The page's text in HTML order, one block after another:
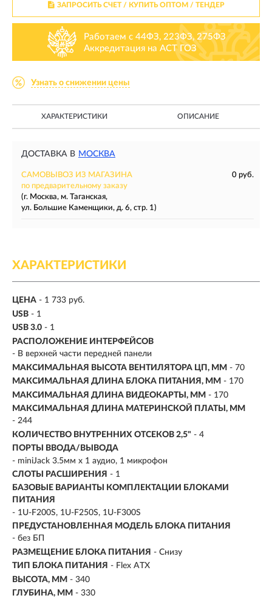
ЗАПРОСИТЬ СЧЕТ / КУПИТЬ ОПТОМ/ ТЕНДЕР
Работаем с 44ФЗ, 223ФЗ, 275ФЗ
Аккредитация на АСТ ГОЗ
Узнать о снижении цены
ХАРАКТЕРИСТИКИ ОПИСАНИЕ
ДОСТАВКА В МОСКВА
САМОВЫВОЗ ИЗ МАГАЗИНА
0 руб.
по предварительному заказу
(г. Москва, м. Таганская,
ул. Большие Каменщики, д. 6, стр. 1)
ХАРАКТЕРИСТИКИ
ЦЕНА - 1 733 руб.
USB - 1
USB 3.0 - 1
РАСПОЛОЖЕНИЕ ИНТЕРФЕЙСОВ
- В верхней части передней панели
МАКСИМАЛЬНАЯ ВЫСОТА ВЕНТИЛЯТОРА ЦП, ММ - 70
МАКСИМАЛЬНАЯ ДЛИНА БЛОКА ПИТАНИЯ, ММ - 170
МАКСИМАЛЬНАЯ ДЛИНА ВИДЕОКАРТЫ, ММ - 170
МАКСИМАЛЬНАЯ ДЛИНА МАТЕРИНСКОЙ ПЛАТЫ, ММ
- 244
КОЛИЧЕСТВО ВНУТРЕННИХ ОТСЕКОВ 2,5" - 4
ПОРТЫ ВВОДА/ВЫВОДА
- miniJack 3.5мм х 1 аудио, 1 микрофон
СЛОТЫ РАСШИРЕНИЯ - 1
БАЗОВЫЕ ВАРИАНТЫ КОМПЛЕКТАЦИИ БЛОКАМИ
ПИТАНИЯ
- 1U-F200S, 1U-F250S, 1U-F300S
ПРЕДУСТАНОВЛЕННАЯ МОДЕЛЬ БЛОКА ПИТАНИЯ
- без БП
РАЗМЕЩЕНИЕ БЛОКА ПИТАНИЯ - Снизу
ТИП БЛОКА ПИТАНИЯ - Flex ATX
ВЫСОТА, ММ - 340
ГЛУБИНА, ММ - 330